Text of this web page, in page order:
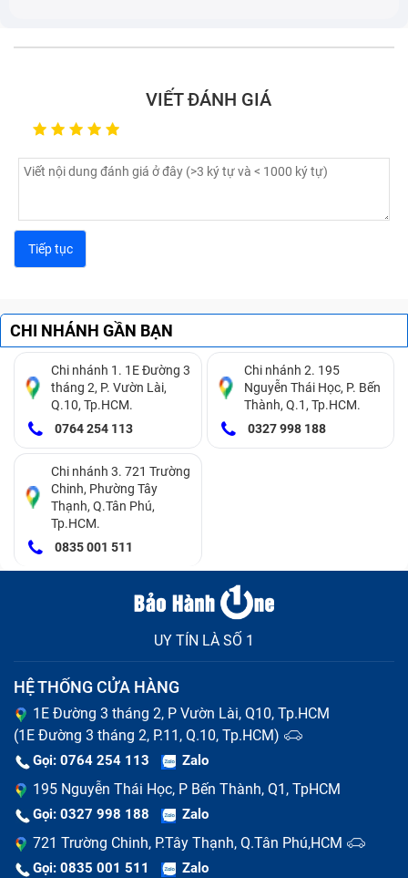
VIẾT ĐÁNH GIÁ
CHI NHÁNH GẦN BẠN
Chi nhánh 1. 1E Đường 3
tháng 2, P. Vườn Lài,
Q.10, Tp.HCM.
0764 254 113
Chi nhánh 2. 195
Nguyễn Thái Học, P. Bến
Thành, Q.1, Tp.HCM.
0327 998 188
Chi nhánh 3. 721 Trường
Chinh, Phường Tây
Thạnh, Q.Tân Phú,
Tp.HCM.
0835 001 511
UY TÍN LÀ SỐ 1
HỆ THỐNG CỬA HÀNG
1E Đường 3 tháng 2, P Vườn Lài, Q10, Tp.HCM
(1E Đường 3 tháng 2, P.11, Q.10, Tp.HCM)
Gọi: 0764 254 113 Zalo
195 Nguyễn Thái Học, P Bến Thành, Q1, TpHCM
Gọi: 0327 998 188 Zalo
721 Trường Chinh, P.Tây Thạnh, Q.Tân Phú,HCM
Gọi: 0835 001 511 Zalo